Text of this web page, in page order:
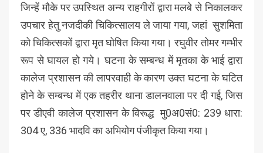
जिन्हें मौके पर उपस्थित अन्य राहगीरों द्वारा मलबे से निकालकर
उपचार हेतु नजदीकी चिकित्सालय ले जाया गया, जहां सुशमिता
को चिकित्सकों द्वारा मृत घोषित किया गया। रघुवीर तोमर गम्भीर
रूप से घायल हो गये। घटना के सम्बन्ध में मृतका के भाई द्वारा
कालेज प्रशासन की लापरवाही के कारण उक्त घटना के घटित
होने के सम्बन्ध में एक तहरीर थाना डालनवाला पर दी गई, जिस
पर डीएवी कालेज प्रशासन के विरूद्ध मु0अ0सं0: 239 धारा:
304 ए, 336 भादवि का अभियोग पंजीकृत किया गया।